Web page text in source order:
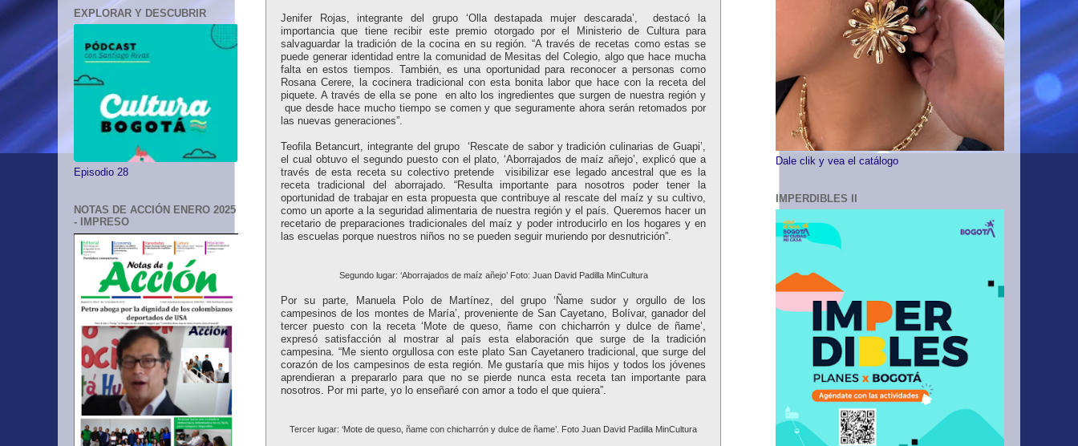
Jenifer Rojas, integrante del grupo ‘Olla destapada mujer descarada’, destacó la
importancia que tiene recibir este premio otorgado por el Ministerio de Cultura para
salvaguardar la tradición de la cocina en su región. “A través de recetas como estas se
puede generar identidad entre la comunidad de Mesitas del Colegio, algo que hace mucha
falta en estos tiempos. También, es una oportunidad para reconocer a personas como
Rosana Cerere, la cocinera tradicional con esta bonita labor que hace con la receta del
piquete. A través de ella se pone en alto los ingredientes que surgen de nuestra región y
que desde hace mucho tiempo se comen y que seguramente ahora serán retomados por
las nuevas generaciones”.
Teofila Betancurt, integrante del grupo ‘Rescate de sabor y tradición culinarias de Guapi’,
el cual obtuvo el segundo puesto con el plato, ‘Aborrajados de maíz añejo’, explicó que a
través de esta receta su colectivo pretende visibilizar ese legado ancestral que es la
receta tradicional del aborrajado. “Resulta importante para nosotros poder tener la
oportunidad de trabajar en esta propuesta que contribuye al rescate del maíz y su cultivo,
como un aporte a la seguridad alimentaria de nuestra región y el país. Queremos hacer un
recetario de preparaciones tradicionales del maíz y poder introducirlo en los hogares y en
las escuelas porque nuestros niños no se pueden seguir muriendo por desnutrición”.
Segundo lugar: ‘Aborrajados de maíz añejo’ Foto: Juan David Padilla MinCultura
Por su parte, Manuela Polo de Martínez, del grupo ‘Ñame sudor y orgullo de los
campesinos de los montes de María’, proveniente de San Cayetano, Bolívar, ganador del
tercer puesto con la receta ‘Mote de queso, ñame con chicharrón y dulce de ñame’,
expresó satisfacción al mostrar al país esta elaboración que surge de la tradición
campesina. “Me siento orgullosa con este plato San Cayetanero tradicional, que surge del
corazón de los campesinos de esta región. Me gustaría que mis hijos y todos los jóvenes
aprendieran a prepararlo para que no se pierde nunca esta receta tan importante para
nosotros. Por mi parte, yo lo enseñaré con amor a todo el que quiera”.
Tercer lugar: ‘Mote de queso, ñame con chicharrón y dulce de ñame’. Foto Juan David Padilla MinCultura
EXPLORAR Y DESCUBRIR
Episodio 28
NOTAS DE ACCIÓN ENERO 2025
- IMPRESO
Dale clik y vea el catálogo
IMPERDIBLES II